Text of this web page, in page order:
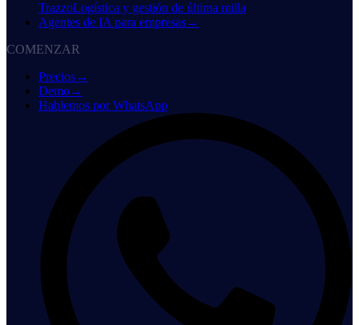
TrazzoLogística y gestión de última milla
Agentes de IA para empresas→
COMENZAR
Precios→
Demo→
Hablemos por WhatsApp